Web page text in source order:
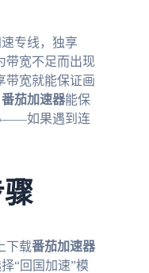
专线，独享
带宽不足而出现
带宽就能保证画
番茄加速器能保
——如果遇到连
下载番茄加速器
“回国加速”模